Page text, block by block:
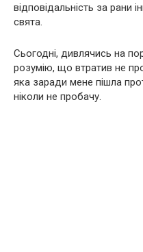
відповідальність за рани
свята.
Сьогодні, дивлячись на
розумію, що втратив не
яка заради мене пішла
ніколи не пробачу.